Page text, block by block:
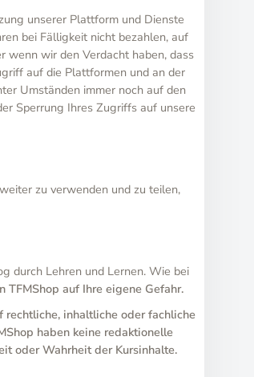
unserer Plattform und Dienste
bei Fälligkeit nicht bezahlen, auf
wenn wir den Verdacht haben, dass
auf die Plattformen und an der
Umständen immer noch auf den
Sperrung Ihres Zugriffs auf unsere
zu verwenden und zu teilen,
durch Lehren und Lernen. Wie bei
TFMShop auf Ihre eigene Gefahr.
inhaltliche oder fachliche
haben keine redaktionelle
oder Wahrheit der Kursinhalte.